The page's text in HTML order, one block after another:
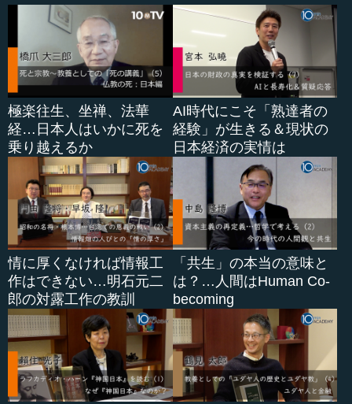
極楽往生、坐禅、法華
経…日本人はいかに死を
乗り越えるか
AI時代にこそ「熟達者の
経験」が生きる＆現状の
日本経済の実情は
情に厚くなければ情報工
作はできない…明石元二
郎の対露工作の教訓
「共生」の本当の意味と
は？…人間はHuman Co-
becoming